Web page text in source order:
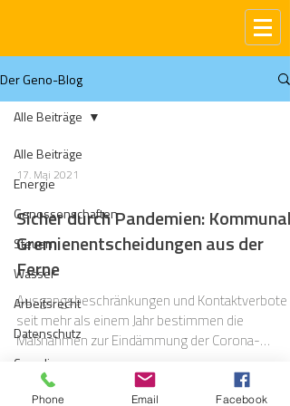
Der Geno-Blog
Alle Beiträge
Energie
Genossenschaften
Steuern
Wasser
Arbeitsrecht
Datenschutz
Compliance
Gas
Alle Beiträge
17. Mai 2021
Sicher durch Pandemien: Kommunale
Gremienentscheidungen aus der
Ferne
Ausgangsbeschränkungen und Kontaktverbote –
seit mehr als einem Jahr bestimmen die
Maßnahmen zur Eindämmung der Corona-
Pandemie den Alltag.
Phone Email Facebook